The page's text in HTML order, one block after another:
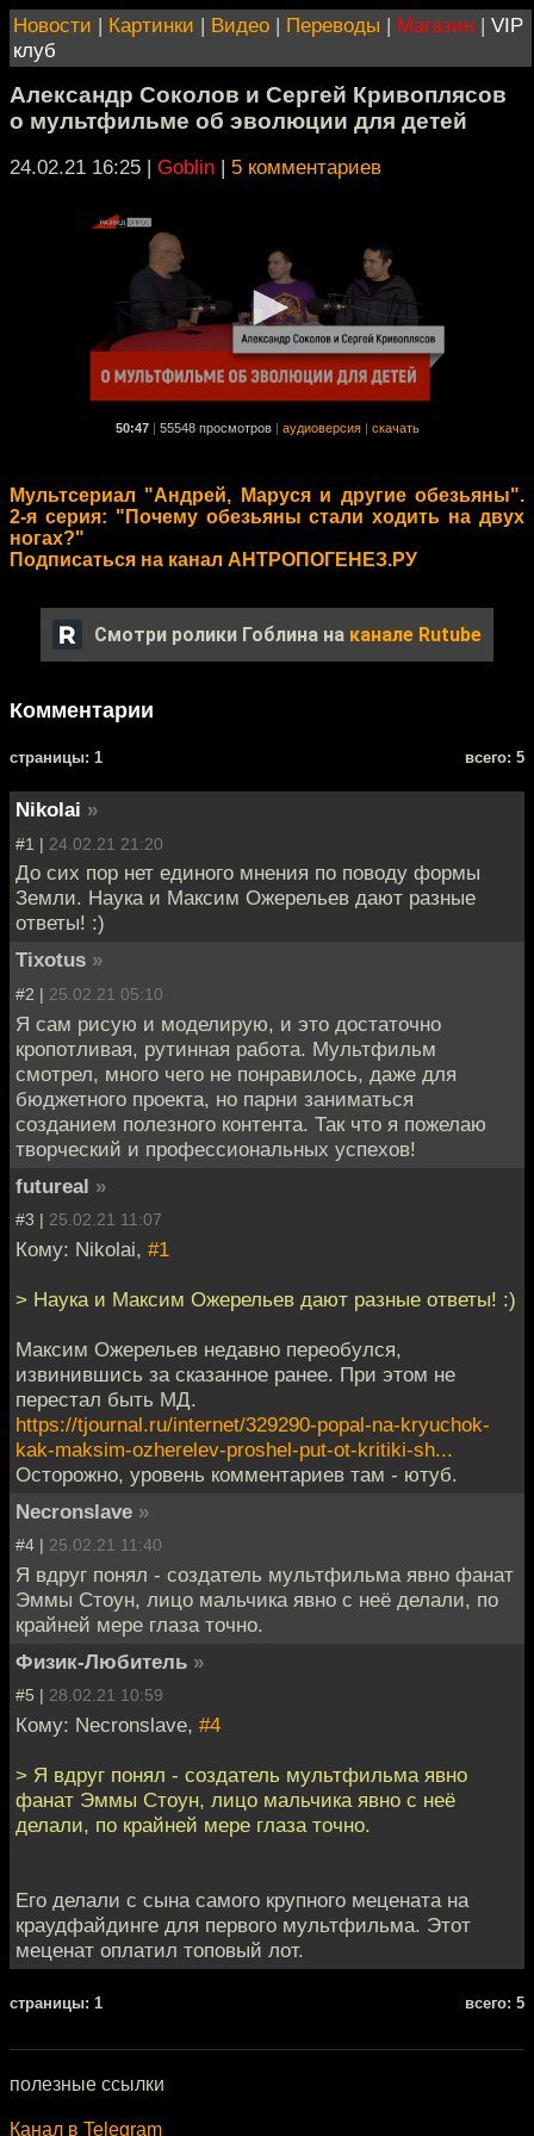
Новости | Картинки | Видео | Переводы | Магазин | VIP
клуб
Александр Соколов и Сергей Кривоплясов
о мультфильме об эволюции для детей
24.02.21 16:25 | Goblin | 5 комментариев
50:47 55548 просмотров аудиоверсия скачать
Мультсериал "Андрей, Маруся и другие обезьяны".
2-я серия: "Почему обезьяны стали ходить на двух
ногах?"
Подписаться на канал АНТРОПОГЕНЕЗ.РУ
Смотри ролики Гоблина на канале Rutube
Комментарии
cтраницы: 1 всего: 5
Nikolai »
#1 | 24.02.21 21:20
До сих пор нет единого мнения по поводу формы
Земли. Наука и Максим Ожерельев дают разные
ответы! :)
Tixotus »
#2 | 25.02.21 05:10
Я сам рисую и моделирую, и это достаточно
кропотливая, рутинная работа. Мультфильм
смотрел, много чего не понравилось, даже для
бюджетного проекта, но парни заниматься
созданием полезного контента. Так что я пожелаю
творческий и профессиональных успехов!
futureal »
#3 | 25.02.21 11:07
Кому: Nikolai, #1
> Наука и Максим Ожерельев дают разные ответы! :)
Максим Ожерельев недавно переобулся,
извинившись за сказанное ранее. При этом не
перестал быть МД.
https://tjournal.ru/internet/329290-popal-na-kryuchok-
kak-maksim-ozherelev-proshel-put-ot-kritiki-sh...
Осторожно, уровень комментариев там - ютуб.
Necronslave »
#4 | 25.02.21 11:40
Я вдруг понял - создатель мультфильма явно фанат
Эммы Стоун, лицо мальчика явно с неё делали, по
крайней мере глаза точно.
Физик-Любитель »
#5 | 28.02.21 10:59
Кому: Necronslave, #4
> Я вдруг понял - создатель мультфильма явно
фанат Эммы Стоун, лицо мальчика явно с неё
делали, по крайней мере глаза точно.
Его делали с сына самого крупного мецената на
краудфайдинге для первого мультфильма. Этот
меценат оплатил топовый лот.
cтраницы: 1 всего: 5
полезные ссылки
Канал в Telegram